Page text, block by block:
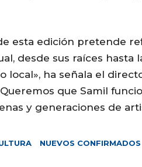
esta edición pretende
desde sus raíces hasta
local», ha señala el
que Samil
y generaciones de
NUEVOS CONFIRMADOS